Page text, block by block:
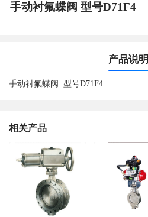
手动衬氟蝶阀 型号D71F4
产品说明
手动衬氟蝶阀 型号D71F4
相关产品